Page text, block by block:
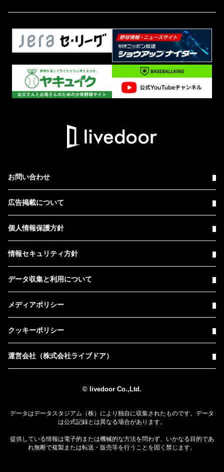
お問い合わせ
広告掲載について
個人情報保護方針
情報セキュリティ方針
データ収集と利用について
メディアポリシー
クッキーポリシー
運営会社（株式会社ライブドア）
© livedoor Co.,Ltd.
データはデータスタジアム（株）により独自に収集されたものです。データ
は公式記録とは異なる場合があります。
提供している情報は電子的または機械的な方法を問わず、いかなる目的であ
れ無断で複製または転送・販売等を行うことを固く禁じます。